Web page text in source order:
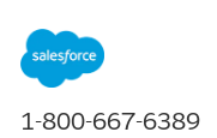
1-800-667-6389